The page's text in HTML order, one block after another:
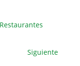
Restaurantes
Siguiente